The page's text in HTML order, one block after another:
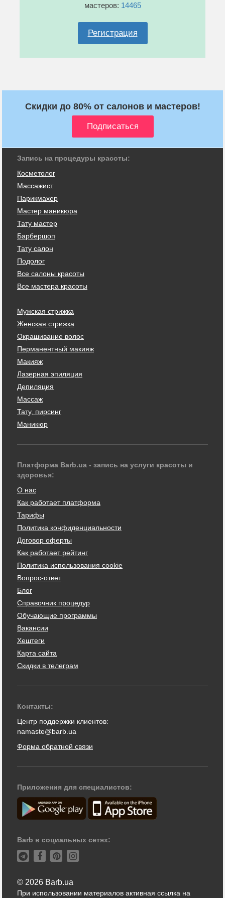
мастеров: 14465
Регистрация
Скидки до 80% от салонов и мастеров!
Запись на процедуры красоты:
Косметолог
Массажист
Парикмахер
Мастер маникюра
Тату мастер
Барбершоп
Тату салон
Подолог
Все салоны красоты
Все мастера красоты
Мужская стрижка
Женская стрижка
Окрашивание волос
Перманентный макияж
Макияж
Лазерная эпиляция
Депиляция
Массаж
Тату, пирсинг
Маникюр
Платформа Barb.ua - запись на услуги красоты и
здоровья:
О нас
Как работает платформа
Тарифы
Политика конфиденциальности
Договор оферты
Как работает рейтинг
Политика использования cookie
Вопрос-ответ
Блог
Справочник процедур
Обучающие программы
Вакансии
Хештеги
Карта сайта
Скидки в телеграм
Контакты:
Центр поддержки клиентов:
namaste@barb.ua
Форма обратной связи
Приложения для специалистов:
Barb в социальных сетях:
© 2026 Barb.ua
При использовании материалов активная ссылка на